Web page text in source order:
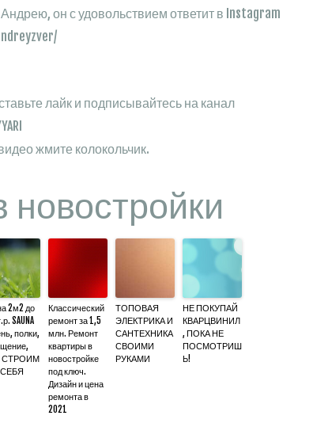
он с удовольствием ответит в Instagram
лайк и подписывайтесь на канал
жмите колокольчик.
новостройки
2м2 до
SAUNA
полки,
СТРОИМ
Классический
ремонт за 1,5
млн. Ремонт
квартиры в
новостройке
под ключ.
Дизайн и цена
ремонта в
2021
ТОПОВАЯ
ЭЛЕКТРИКА И
САНТЕХНИКА
СВОИМИ
РУКАМИ
НЕ ПОКУПАЙ
КВАРЦВИНИЛ
, ПОКА НЕ
ПОСМОТРИШ
Ь!